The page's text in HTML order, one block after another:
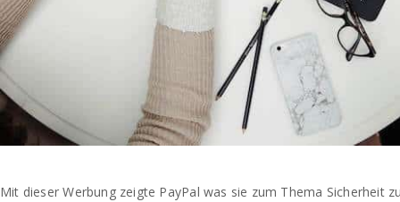
Mit dieser Werbung zeigte PayPal was sie zum Thema Sicherheit